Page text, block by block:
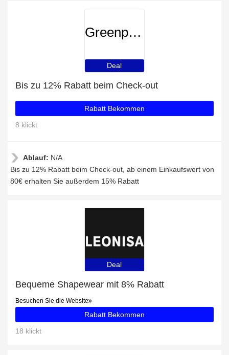
Greenpassion
Deal
Bis zu 12% Rabatt beim Check-out
Rabatt Bekommen
8 klickt
Ablauf: N/A
Bis zu 12% Rabatt beim Check-out, ab einem Einkaufswert von
80€ erhalten Sie außerdem 15% Rabatt
Deal
Bequeme Shapewear mit 8% Rabatt
Besuchen Sie die Website
Rabatt Bekommen
18 klickt